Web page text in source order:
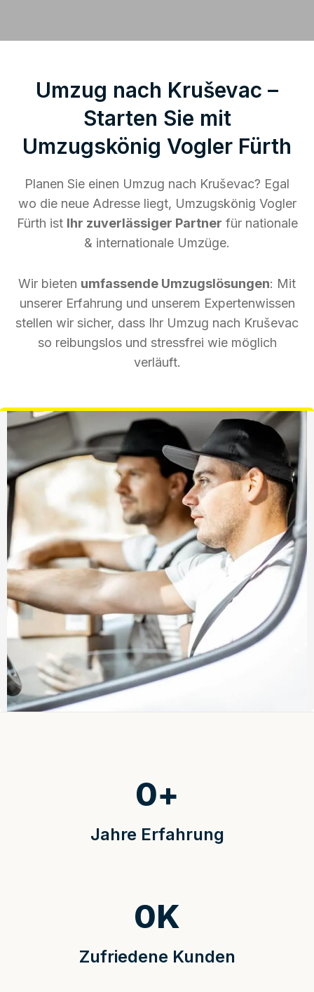
Umzug nach Kruševac –
Starten Sie mit
Umzugskönig Vogler Fürth
Planen Sie einen Umzug nach Kruševac? Egal
wo die neue Adresse liegt, Umzugskönig Vogler
Fürth ist Ihr zuverlässiger Partner für nationale
& internationale Umzüge.
Wir bieten umfassende Umzugslösungen: Mit
unserer Erfahrung und unserem Expertenwissen
stellen wir sicher, dass Ihr Umzug nach Kruševac
so reibungslos und stressfrei wie möglich
verläuft.
Jahre Erfahrung
0+
Zufriedene Kunden
0K